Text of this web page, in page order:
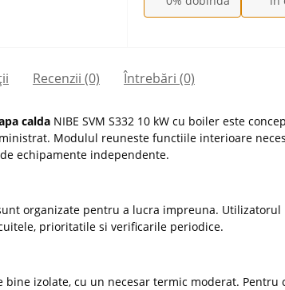
Recenzii (0) Întrebări (0)
calda NIBE SVM S332 10 kW cu boiler este
Modulul reuneste functiile interioare
echipamente independente.
organizate pentru a lucra impreuna.
prioritatile si verificarile periodice.
izolate, cu un necesar termic moderat.